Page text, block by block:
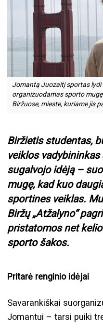
Jomantą Juozaitį sportas lydi
organizuodamas sporto
Biržuose, mieste, kuriame jis
Biržietis studentas,
veiklos
sugalvojo idėją –
mugę, kad kuo
sportines veiklas.
Biržų „Atžalyno“
pristatomos net
sporto šakos.
Pritarė renginio idėjai
Savarankiškai
Jomantui – tarsi puiki